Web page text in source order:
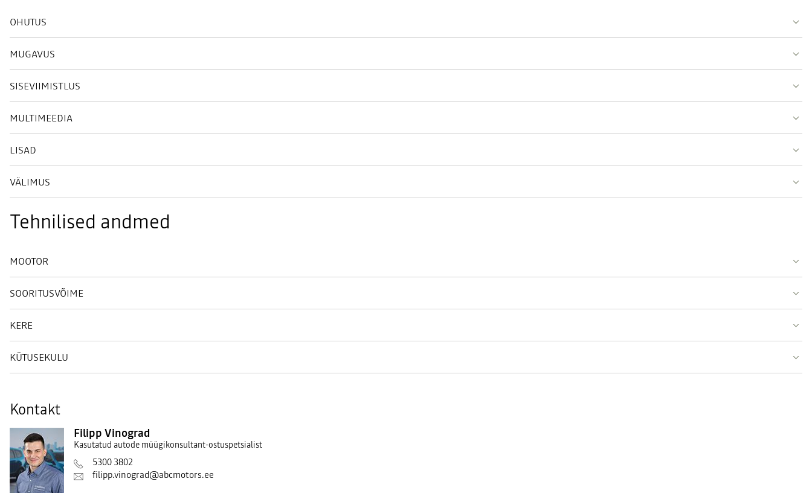
OHUTUS
MUGAVUS
SISEVIIMISTLUS
MULTIMEEDIA
LISAD
VÄLIMUS
Tehnilised andmed
MOOTOR
SOORITUSVÕIME
KERE
KÜTUSEKULU
Kontakt
Filipp Vinograd
Kasutatud autode müügikonsultant-ostuspetsialist
5300 3802
filipp.vinograd@abcmotors.ee